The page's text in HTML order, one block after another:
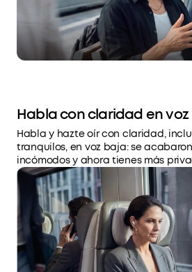
Habla con claridad en
Habla y hazte oír con claridad,
tranquilos, en voz baja: se
incómodos y ahora tienes más